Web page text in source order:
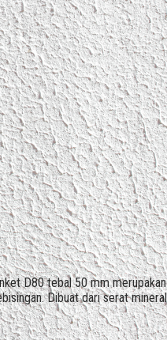
D80 tebal 50 mm
Dibuat dari serat